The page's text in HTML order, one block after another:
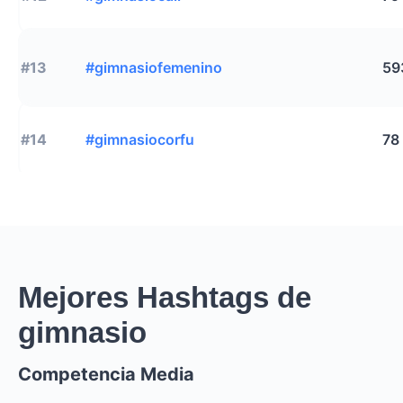
#13 #gimnasiofemenino
#14 #gimnasiocorfu 78
Mejores Hashtags de
gimnasio
Competencia Media